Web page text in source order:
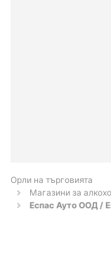
Орли на търговията
Магазини за
Еспас Ауто ООД /